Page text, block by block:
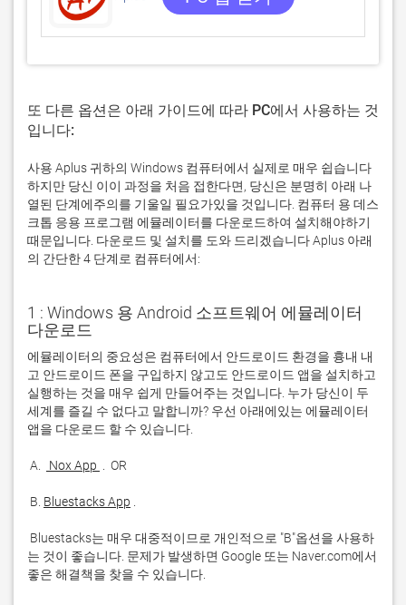
또 다른 옵션은 아래 가이드에 따라 PC에서 사용하는 것
입니다:
사용 Aplus 귀하의 Windows 컴퓨터에서 실제로 매우 쉽습니다
하지만 당신 이이 과정을 처음 접한다면, 당신은 분명히 아래 나
열된 단계에주의를 기울일 필요가있을 것입니다. 컴퓨터 용 데스
크톱 응용 프로그램 에뮬레이터를 다운로드하여 설치해야하기
때문입니다. 다운로드 및 설치를 도와 드리겠습니다 Aplus 아래
의 간단한 4 단계로 컴퓨터에서:
1 : Windows 용 Android 소프트웨어 에뮬레이터
다운로드
에뮬레이터의 중요성은 컴퓨터에서 안드로이드 환경을 흉내 내
고 안드로이드 폰을 구입하지 않고도 안드로이드 앱을 설치하고
실행하는 것을 매우 쉽게 만들어주는 것입니다. 누가 당신이 두
세계를 즐길 수 없다고 말합니까? 우선 아래에있는 에뮬레이터
A. Nox App
B. Bluestacks App
는 것이 좋습니다. 문제가 발생하면 Google 또는 Naver.com에서
좋은 해결책을 찾을 수 있습니다.